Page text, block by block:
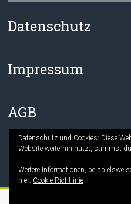
Datenschutz
Impressum
AGB
Facebook
Instagram
Die Mitmach-
Datenschutz und Cookies: Diese
Website weiterhin nutzt, stimmst
Weitere Informationen,
hier: Cookie-Richtlinie